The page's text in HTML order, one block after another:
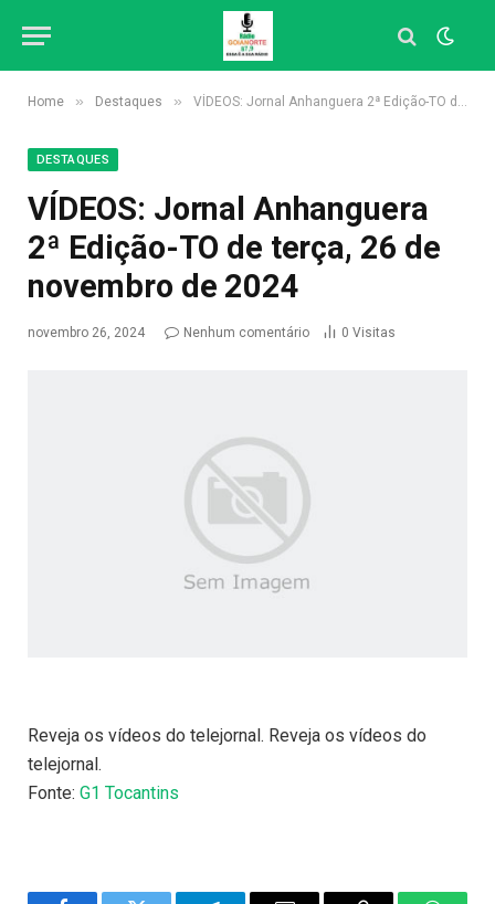
Home » Destaques » VÍDEOS: Jornal Anhanguera 2ª Edição-TO de terça, 26 de novembro de 2024
DESTAQUES
VÍDEOS: Jornal Anhanguera
2ª Edição-TO de terça, 26 de
novembro de 2024
novembro 26, 2024 Nenhum comentário 0 Visitas
Reveja os vídeos do telejornal. Reveja os vídeos do
telejornal.
Fonte: G1 Tocantins